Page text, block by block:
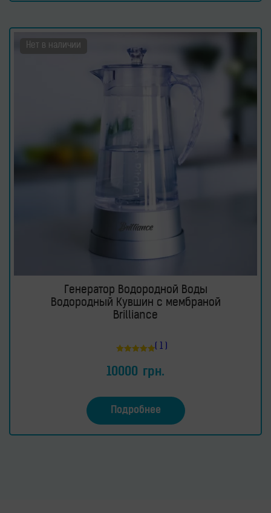
Нет в наличии
Генератор Водородной Воды
Водородный Кувшин с мембраной
Brilliance
5.00
из 5
( 1 )
10000 грн.
Подробнее